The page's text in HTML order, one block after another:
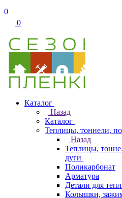
0
0
Каталог
Назад
Каталог
Теплицы, тоннели,
Назад
Теплицы,
дуги
Поликарбонат
Арматура
Детали для
Колышки,